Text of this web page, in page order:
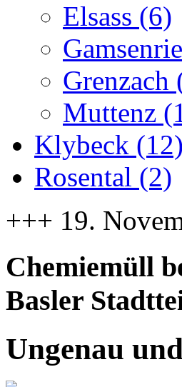
Elsass (6)
Grenzach
Muttenz
Klybeck (12)
Rosental (2)
+++ 19.
Chemiemüll
Basler
Ungenau